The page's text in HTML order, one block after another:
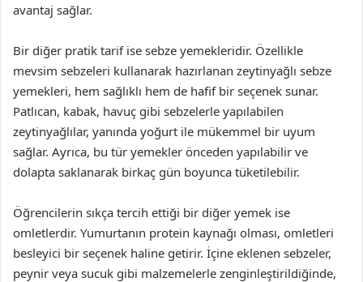
avantaj sağlar.
Bir diğer pratik tarif ise sebze yemekleridir. Özellikle
mevsim sebzeleri kullanarak hazırlanan zeytinyağlı sebze
yemekleri, hem sağlıklı hem de hafif bir seçenek sunar.
Patlıcan, kabak, havuç gibi sebzelerle yapılabilen
zeytinyağlılar, yanında yoğurt ile mükemmel bir uyum
sağlar. Ayrıca, bu tür yemekler önceden yapılabilir ve
dolapta saklanarak birkaç gün boyunca tüketilebilir.
Öğrencilerin sıkça tercih ettiği bir diğer yemek ise
omletlerdir. Yumurtanın protein kaynağı olması, omletleri
besleyici bir seçenek haline getirir. İçine eklenen sebzeler,
peynir veya sucuk gibi malzemelerle zenginleştirildiğinde,